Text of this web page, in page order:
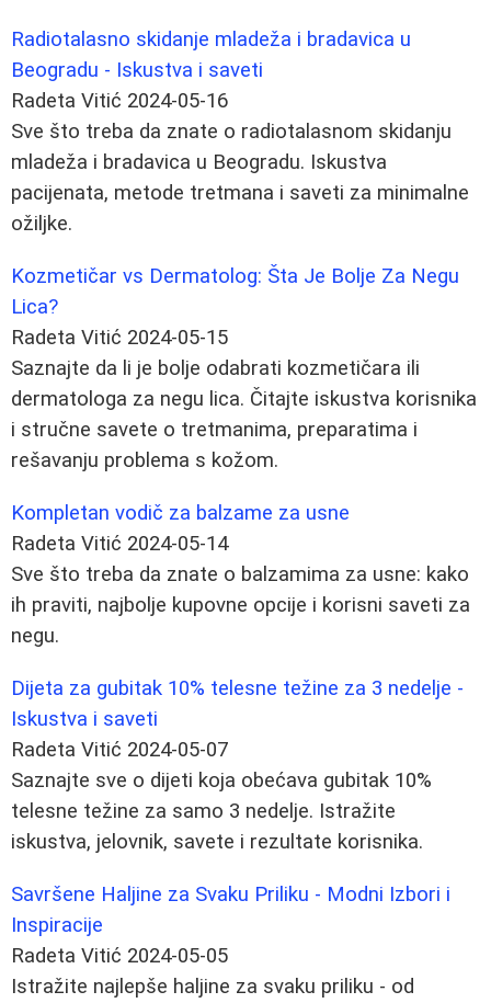
Radiotalasno skidanje mladeža i bradavica u
Beogradu - Iskustva i saveti
Radeta Vitić 2024-05-16
Sve što treba da znate o radiotalasnom skidanju
mladeža i bradavica u Beogradu. Iskustva
pacijenata, metode tretmana i saveti za minimalne
ožiljke.
Kozmetičar vs Dermatolog: Šta Je Bolje Za Negu
Lica?
Radeta Vitić 2024-05-15
Saznajte da li je bolje odabrati kozmetičara ili
dermatologa za negu lica. Čitajte iskustva korisnika
i stručne savete o tretmanima, preparatima i
rešavanju problema s kožom.
Kompletan vodič za balzame za usne
Radeta Vitić 2024-05-14
Sve što treba da znate o balzamima za usne: kako
ih praviti, najbolje kupovne opcije i korisni saveti za
negu.
Dijeta za gubitak 10% telesne težine za 3 nedelje -
Iskustva i saveti
Radeta Vitić 2024-05-07
Saznajte sve o dijeti koja obećava gubitak 10%
telesne težine za samo 3 nedelje. Istražite
iskustva, jelovnik, savete i rezultate korisnika.
Savršene Haljine za Svaku Priliku - Modni Izbori i
Inspiracije
Radeta Vitić 2024-05-05
Istražite najlepše haljine za svaku priliku - od